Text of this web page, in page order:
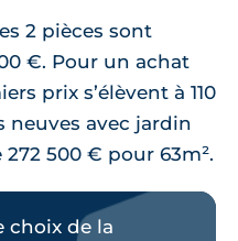
2 pièces sont
€. Pour un achat
prix s’élèvent à 110
neuves avec jardin
500 € pour 63m².
choix de la